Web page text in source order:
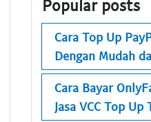
Popular posts
Cara Top Up
Dengan Mudah
Cara Bayar
Jasa VCC Top Up